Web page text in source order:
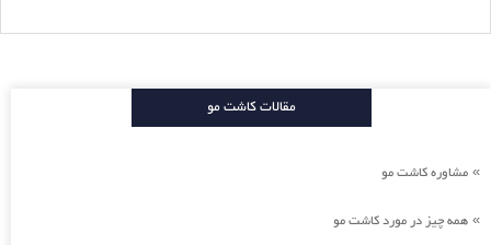
مقالات کاشت مو
» مشاوره کاشت مو
» همه چیز در مورد کاشت مو